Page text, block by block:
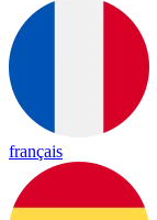
français